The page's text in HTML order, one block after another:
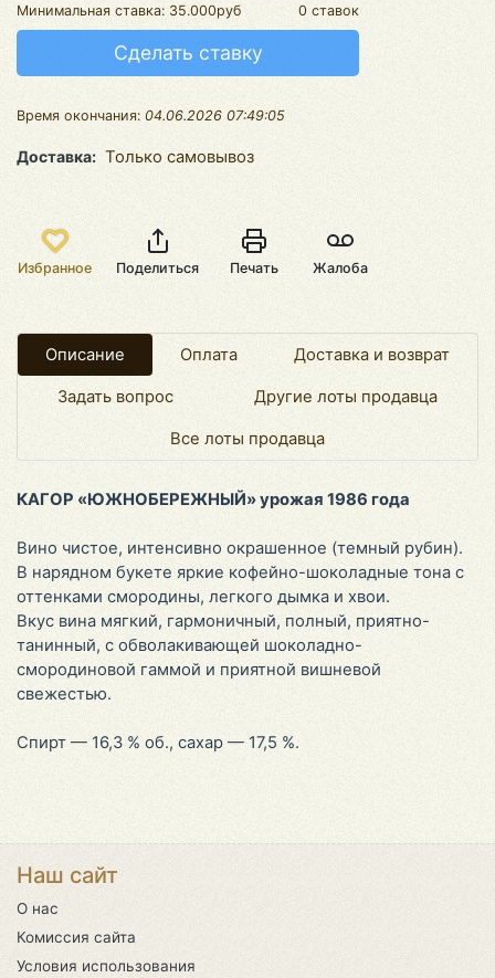
Минимальная ставка: 35.000руб 0 ставок
Сделать ставку
Время окончания: 04.06.2026 07:49:05
Доставка Только самовывоз
Избранное Поделиться Печать Жалоба
Описание Оплата Доставка и возврат
Задать вопрос Другие лоты продавца
Все лоты продавца
КАГОР «ЮЖНОБЕРЕЖНЫЙ» урожая 1986 года
Вино чистое, интенсивно окрашенное (темный рубин).
В нарядном букете яркие кофейно-шоколадные тона с
оттенками смородины, легкого дымка и хвои.
Вкус вина мягкий, гармоничный, полный, приятно-
танинный, с обволакивающей шоколадно-
смородиновой гаммой и приятной вишневой
свежестью.
Спирт — 16,3 % об., сахар — 17,5 %.
Наш сайт
О нас
Комиссия сайта
Условия использования